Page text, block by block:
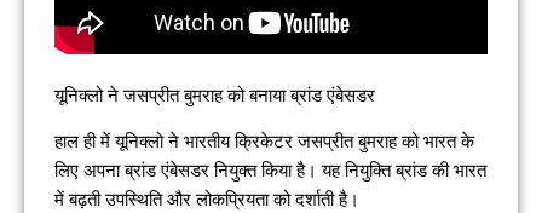
यूनिक्लो ने जसप्रीत बुमराह को बनाया ब्रांड एंबेसडर
हाल ही में यूनिक्लो ने भारतीय क्रिकेटर जसप्रीत बुमराह को भारत के
लिए अपना ब्रांड एंबेसडर नियुक्त किया है। यह नियुक्ति ब्रांड की भारत
में बढ़ती उपस्थिति और लोकप्रियता को दर्शाती है।